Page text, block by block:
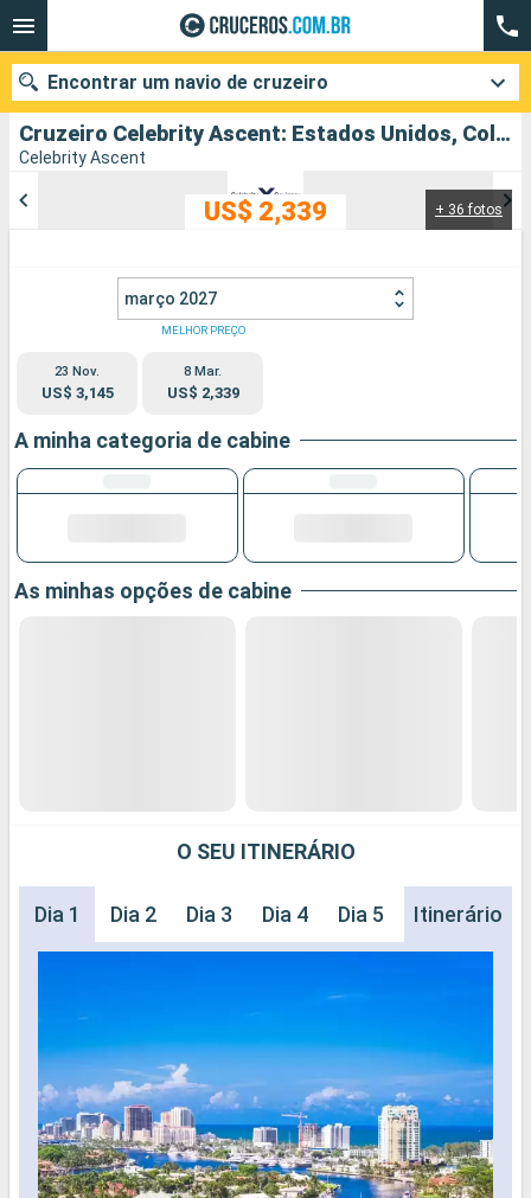
Cruzeiro Celebrity Ascent: Estados Unidos, Colombia, Panamá, Aruba partindo de Fort Lauderdale
Celebrity Ascent
+ 36 fotos
US$ 2,339
março 2027
23 Nov.
US$ 3,145
MELHOR PREÇO
8 Mar.
US$ 2,339
A minha categoria de cabine
As minhas opções de cabine
O SEU ITINERÁRIO
Dia 1 Dia 2 Dia 3 Dia 4 Dia 5 Dia 6 Dia
Itinerário
Encontrar um navio de cruzeiro
Companhias
Pesquisar